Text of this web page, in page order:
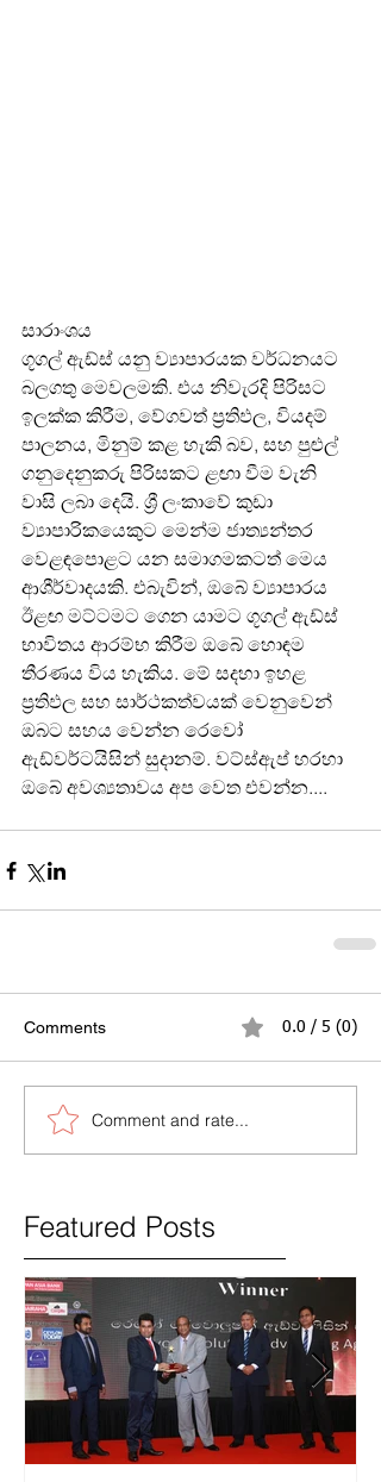
සාරාංශය
ගූගල් ඇඩ්ස් යනු ව්‍යාපාරයක වර්ධනයට
බලගතු මෙවලමකි. එය නිවැරදි පිරිසට
ඉලක්ක කිරීම, වේගවත් ප්‍රතිඵල, වියදම්
පාලනය, මිනුම් කළ හැකි බව, සහ පුළුල්
ගනුදෙනුකරු පිරිසකට ළඟා වීම වැනි
වාසි ලබා දෙයි. ශ්‍රී ලංකාවේ කුඩා
ව්‍යාපාරිකයෙකුට මෙන්ම ජාත්‍යන්තර
වෙළඳපොළට යන සමාගමකටත් මෙය
ආශීර්වාදයකි. එබැවින්, ඔබේ ව්‍යාපාරය
ඊළඟ මට්ටමට ගෙන යාමට ගූගල් ඇඩ්ස්
භාවිතය ආරම්භ කිරීම ඔබේ හොඳම
තීරණය විය හැකිය. මේ සදහා ඉහළ
ප්‍රතිඵල සහ සාර්ථකත්වයක් වෙනුවෙන්
ඔබට සහය වෙන්න රෙවෝ
ඇඩ්වර්ටයිසින් සුදානම්. වට්ස්ඇප් හරහා
ඔබේ අවශ්‍යතාවය අප වෙත එවන්න....
Comments 0.0 / 5 (0)
Comment and rate...
Featured Posts